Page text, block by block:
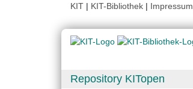
KIT | KIT-Bibliothek | Impressum
Repository KITopen